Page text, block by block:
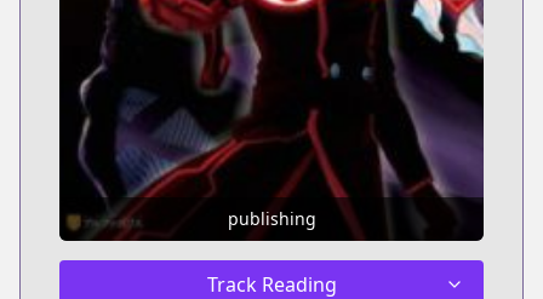
publishing
Track Reading